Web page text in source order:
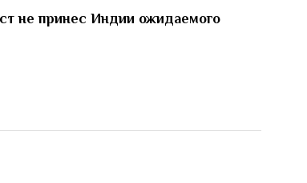
не принес Индии ожидаемого